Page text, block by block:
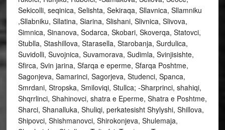
Sekicolli, seqinica, Selishta, Sekiraqa, Sllavnica, Sllamniku
,Sllabniku, Sllatina, Siarina, Slishani, Slivnica, Slivova,
Simnica, Sinanova, Sodarca, Skobari, Skoverqa, Statovci,
Stublla, Stashillova, Starasella, Starobanja, Surdulica,
Suvidolli, Suvojnica, Suvamorava, Sudimla, Svinjisishte,
Sfirca, Svin jarina, Sfarqa e eperme, Sfarqa Poshtme,
Sagonjeva, Samarinci, Sagorjeva, Studenci, Spanca,
Smrdani, Stropska, Smiloviqi, Stullca; -Sharprinci, shahiqi,
Shqrrlinci, Shahinovci, shatra e Eperme, Shatra e Poshtme,
Sharci, Shanalluka, Shuliqi, perkatesisht Shylyshi, Shillova,
Shipovci, Shishmanovci, Shirokonjeva, Shulemaja,